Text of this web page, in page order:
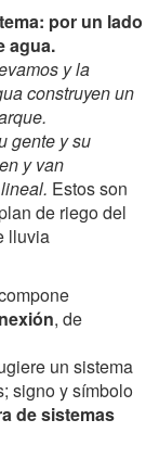
por un lado
agua.
y la
construyen un
el parque.
gente y su
y van
Estos son
de riego del
lluvia
, de
un sistema
signo y símbolo
de sistemas